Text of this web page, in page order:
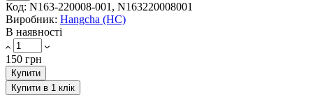
Код: N163-220008-001, N163220008001
Виробник: Hangcha (HC)
В наявності
150 грн
Купити
Купити в 1 клік